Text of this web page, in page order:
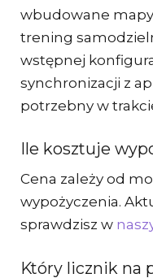
wbudowane
trening
wstępnej
synchronizacji z
potrzebny w
Ile kosztuje
Cena zależy od
wypożyczenia.
sprawdzisz w
Który licznik na